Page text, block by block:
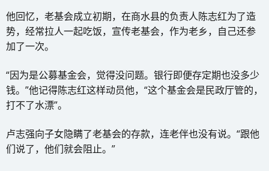
他回忆，老基会成立初期，在商水县的负责人陈志红为了造
势，经常拉人一起吃饭，宣传老基会，作为老乡，自己还参
加了一次。
“因为是公募基金会，觉得没问题。银行即便存定期也没多少
钱。”他记得陈志红这样动员他，“这个基金会是民政厅管的，
打不了水漂”。
卢志强向子女隐瞒了老基会的存款，连老伴也没有说。“跟他
们说了，他们就会阻止。”